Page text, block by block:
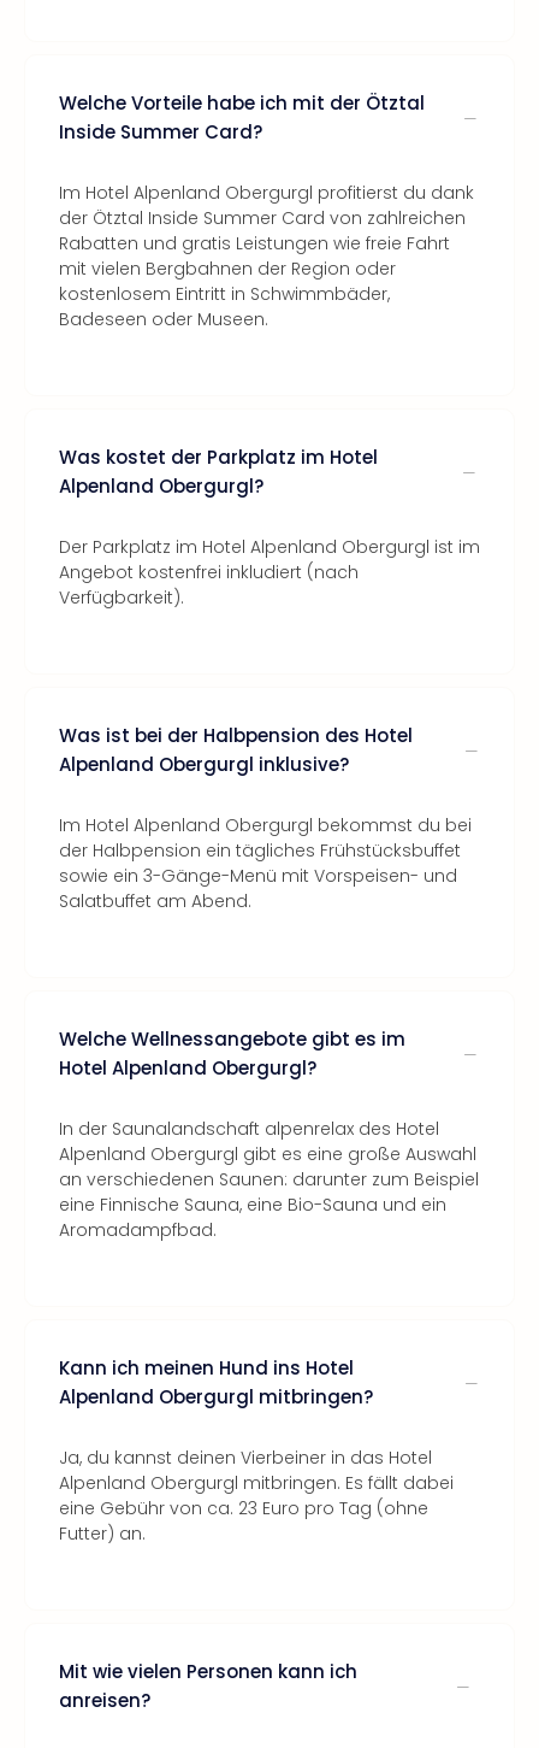
Welche Vorteile habe ich mit der Ötztal
Inside Summer Card?
Im Hotel Alpenland Obergurgl profitierst du dank
der Ötztal Inside Summer Card von zahlreichen
Rabatten und gratis Leistungen wie freie Fahrt
mit vielen Bergbahnen der Region oder
kostenlosem Eintritt in Schwimmbäder,
Badeseen oder Museen.
Was kostet der Parkplatz im Hotel
Alpenland Obergurgl?
Der Parkplatz im Hotel Alpenland Obergurgl ist im
Angebot kostenfrei inkludiert (nach
Verfügbarkeit).
Was ist bei der Halbpension des Hotel
Alpenland Obergurgl inklusive?
Im Hotel Alpenland Obergurgl bekommst du bei
der Halbpension ein tägliches Frühstücksbuffet
sowie ein 3-Gänge-Menü mit Vorspeisen- und
Salatbuffet am Abend.
Welche Wellnessangebote gibt es im
Hotel Alpenland Obergurgl?
In der Saunalandschaft alpenrelax des Hotel
Alpenland Obergurgl gibt es eine große Auswahl
an verschiedenen Saunen: darunter zum Beispiel
eine Finnische Sauna, eine Bio-Sauna und ein
Aromadampfbad.
Kann ich meinen Hund ins Hotel
Alpenland Obergurgl mitbringen?
Ja, du kannst deinen Vierbeiner in das Hotel
Alpenland Obergurgl mitbringen. Es fällt dabei
eine Gebühr von ca. 23 Euro pro Tag (ohne
Futter) an.
Mit wie vielen Personen kann ich
anreisen?